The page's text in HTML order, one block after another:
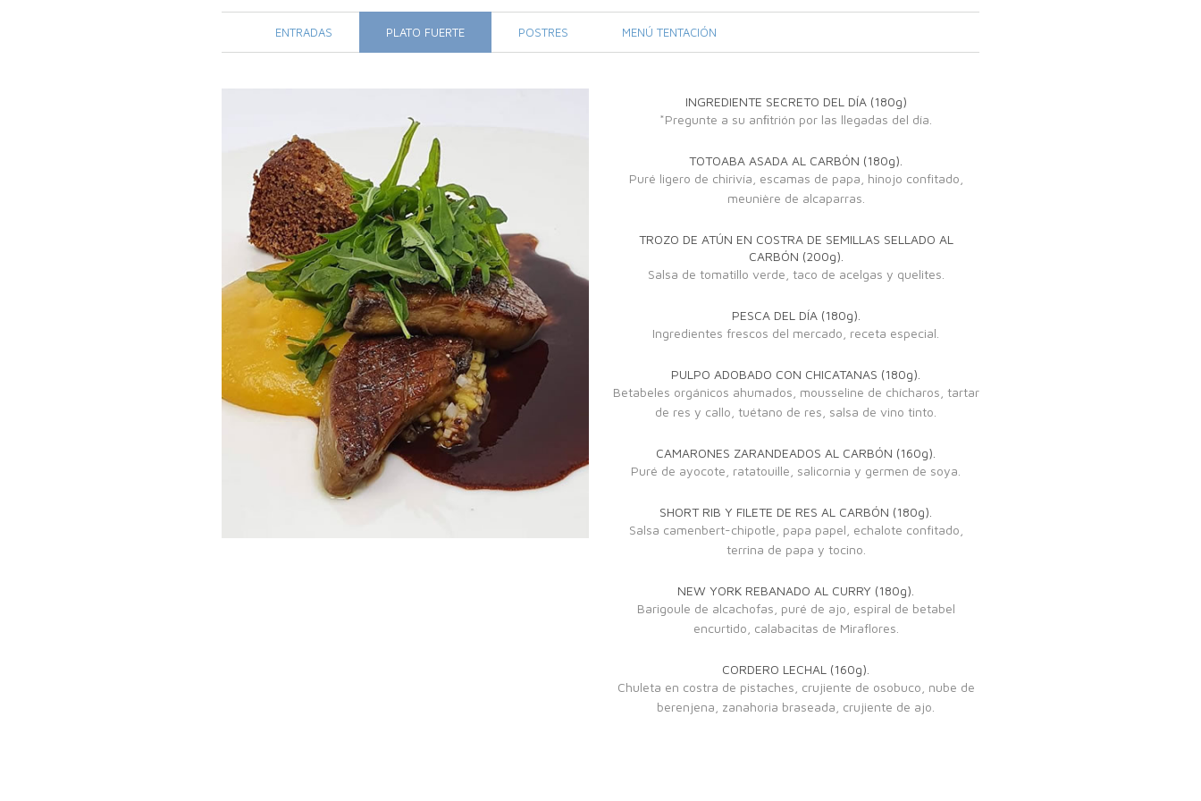
ENTRADAS PLATO FUERTE POSTRES MENÚ TENTACIÓN
INGREDIENTE SECRETO DEL DÍA (180g)
*Pregunte a su anﬁtrión por las llegadas del día.
TOTOABA ASADA AL CARBÓN (180g).
Puré ligero de chirivía, escamas de papa, hinojo confitado,
meunière de alcaparras.
TROZO DE ATÚN EN COSTRA DE SEMILLAS SELLADO AL
CARBÓN (200g).
Salsa de tomatillo verde, taco de acelgas y quelites.
PESCA DEL DÍA (180g).
Ingredientes frescos del mercado, receta especial.
PULPO ADOBADO CON CHICATANAS (180g).
Betabeles orgánicos ahumados, mousseline de chícharos, tartar
de res y callo, tuétano de res, salsa de vino tinto.
CAMARONES ZARANDEADOS AL CARBÓN (160g).
Puré de ayocote, ratatouille, salicornia y germen de soya.
SHORT RIB Y FILETE DE RES AL CARBÓN (180g).
Salsa camenbert-chipotle, papa papel, echalote confitado,
terrina de papa y tocino.
NEW YORK REBANADO AL CURRY (180g).
Barigoule de alcachofas, puré de ajo, espiral de betabel
encurtido, calabacitas de Miraflores.
CORDERO LECHAL (160g).
Chuleta en costra de pistaches, crujiente de osobuco, nube de
berenjena, zanahoria braseada, crujiente de ajo.